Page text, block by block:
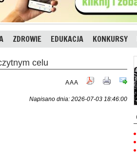
ZDROWIE EDUKACJA KONKURSY
celu
AAA
Napisano dnia: 2026-07-03 18:46:00